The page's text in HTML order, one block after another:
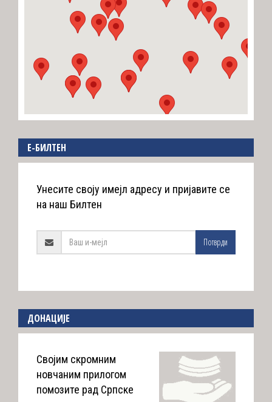
E-БИЛТЕН
Унесите своју имејл адресу и пријавите се
на наш Билтен
Потврди
ДОНАЦИЈЕ
Својим скромним
новчаним прилогом
помозите рад Српске